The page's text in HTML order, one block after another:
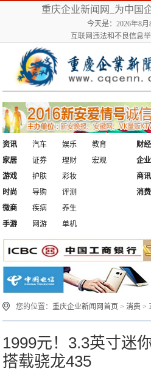
重庆企业新闻网_为中国
今天是：2026年8
互联网违法和不良信息
资讯 汽车 娱乐
教育
家居
证券 理财 宏观
财经
企业
游戏
护肤
彩妆
时尚
导购 评测
商讯
消费
微商
疾病
养生
手游
网游 单机
您的位置：重庆企业新闻网首页 >消费 >
1999元！3.3英寸迷
搭载骁龙435